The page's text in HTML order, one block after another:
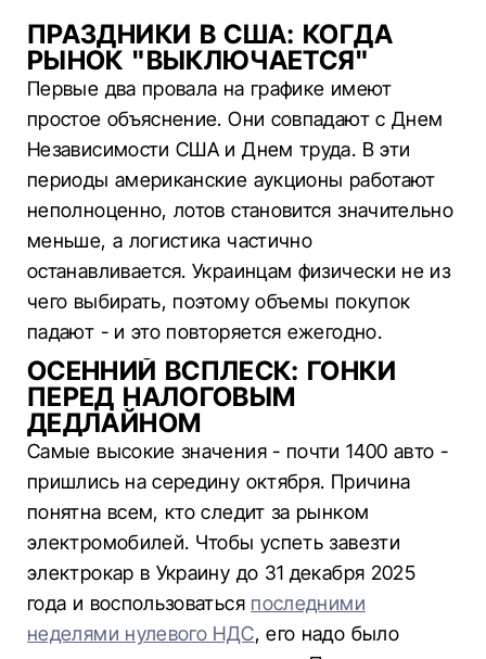
ПРАЗДНИКИ В США: КОГДА
РЫНОК "ВЫКЛЮЧАЕТСЯ"
Первые два провала на графике имеют
простое объяснение. Они совпадают с Днем
Независимости США и Днем труда. В эти
периоды американские аукционы работают
неполноценно, лотов становится значительно
меньше, а логистика частично
останавливается. Украинцам физически не из
чего выбирать, поэтому объемы покупок
падают - и это повторяется ежегодно.
ОСЕННИЙ ВСПЛЕСК: ГОНКИ
ПЕРЕД НАЛОГОВЫМ
ДЕДЛАЙНОМ
Самые высокие значения - почти 1400 авто -
пришлись на середину октября. Причина
понятна всем, кто следит за рынком
электромобилей. Чтобы успеть завезти
электрокар в Украину до 31 декабря 2025
года и воспользоваться последними
неделями нулевого НДС, его надо было